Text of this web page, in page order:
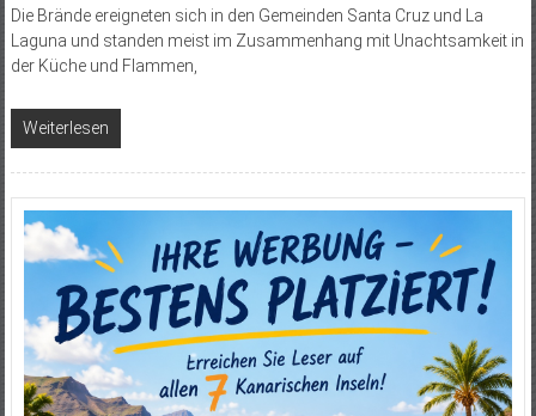
Die Brände ereigneten sich in den Gemeinden Santa Cruz und La
Laguna und standen meist im Zusammenhang mit Unachtsamkeit in
der Küche und Flammen,
Weiterlesen